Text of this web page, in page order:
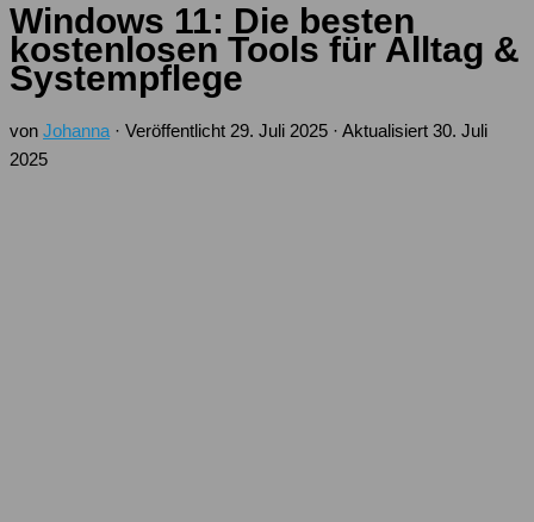
Windows 11: Die besten
kostenlosen Tools für Alltag &
Systempflege
von Johanna · Veröffentlicht 29. Juli 2025 · Aktualisiert 30. Juli
2025